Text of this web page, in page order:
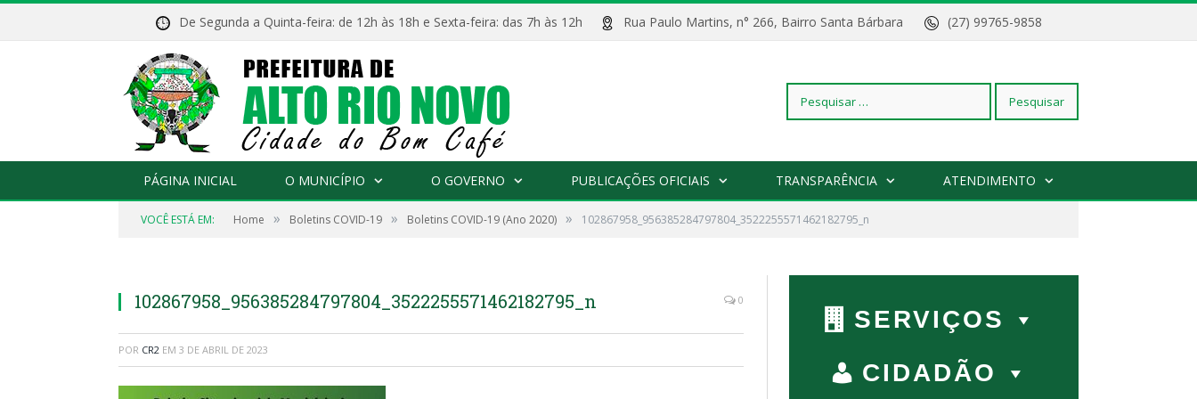
De Segunda a Quinta-feira: de 12h às 18h e Sexta-feira: das 7h às 12h Rua Paulo Martins, n° 266, Bairro Santa Bárbara (27) 99765-9858
Pesquisar
por:
PÁGINA INICIAL O MUNICÍPIO O GOVERNO PUBLICAÇÕES OFICIAIS TRANSPARÊNCIA ATENDIMENTO
VOCÊ ESTÁ EM: Home » Boletins COVID-19 » Boletins COVID-19 (Ano 2020) » 102867958_956385284797804_3522255571462182795_n
102867958_956385284797804_3522255571462182795_n 0
POR CR2 EM 3 DE ABRIL DE 2023
SERVIÇOS
CIDADÃO